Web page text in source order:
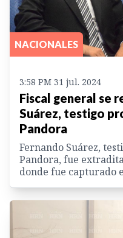
NACIONALES
3:58 PM 31 jul. 2024
Fiscal general se
Suárez, testigo
Pandora
Fernando Suárez,
Pandora, fue
donde fue capturado